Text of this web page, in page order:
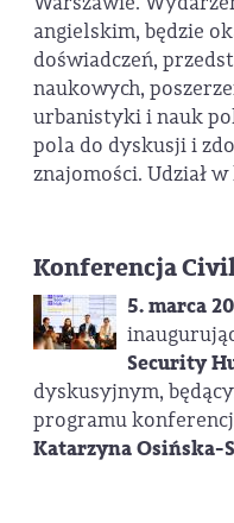
angielskim, będzie
doświadczeń,
naukowych,
urbanistyki i nauk
pola do dyskusji i
znajomości. Udział
Konferencja
5. marca
Security
dyskusyjnym,
programu
Katarzyna Osińska-